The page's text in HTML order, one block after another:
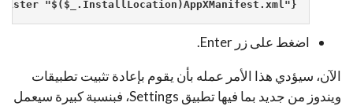
Register "$($_.InstallLocation)AppXManifest.xml"}
اضغط على زر Enter.
الآن، سيؤدي هذا الأمر عمله بأن يقوم بإعادة تثبيت تطبيقات
ويندوز من جديد بما فيها تطبيق Settings، فبنسبة كبيرة سيعمل